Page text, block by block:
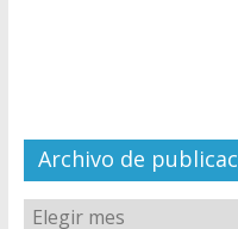
el
Archivo de